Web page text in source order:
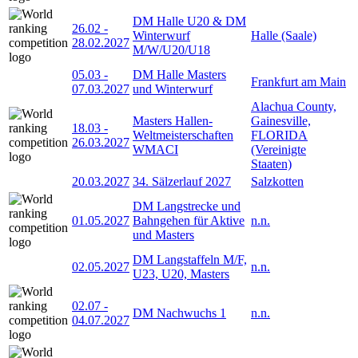
26.02 -
28.02.2027
DM Halle U20 & DM
Winterwurf
M/W/U20/U18
Halle (Saale)
05.03 -
07.03.2027
DM Halle Masters
und Winterwurf
Frankfurt am Main
18.03 -
26.03.2027
Masters Hallen-
Weltmeisterschaften
WMACI
Alachua County,
Gainesville,
FLORIDA
(Vereinigte
Staaten)
20.03.2027 34. Sälzerlauf 2027 Salzkotten
01.05.2027
DM Langstrecke und
Bahngehen für Aktive
und Masters
n.n.
02.05.2027
DM Langstaffeln M/F,
U23, U20, Masters
n.n.
02.07 -
04.07.2027
DM Nachwuchs 1 n.n.